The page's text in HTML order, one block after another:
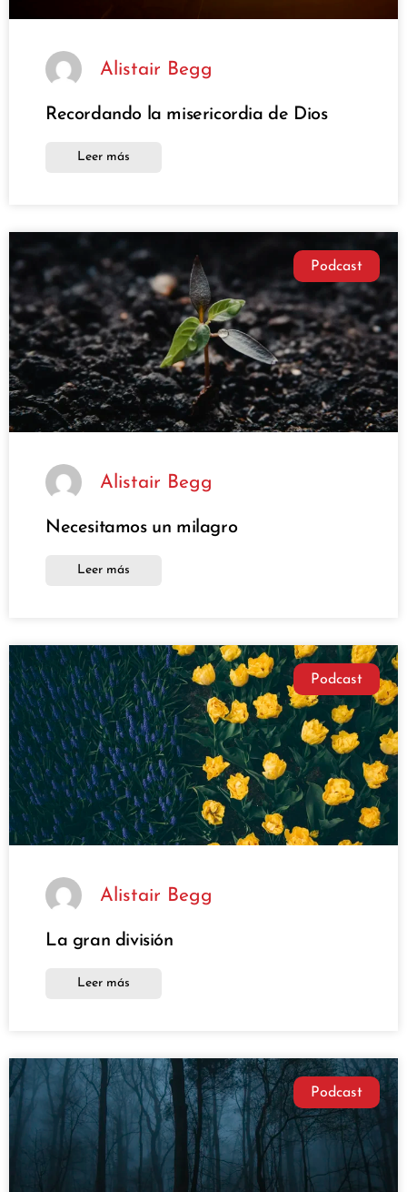
Alistair Begg
Recordando la misericordia de Dios
Leer más
Podcast
Alistair Begg
Necesitamos un milagro
Leer más
Podcast
Alistair Begg
La gran división
Leer más
Podcast